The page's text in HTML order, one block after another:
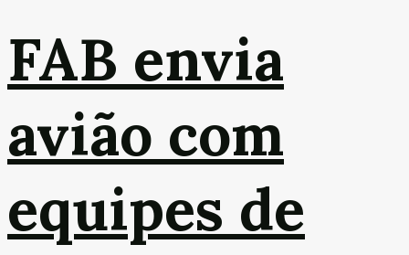
FAB envia
avião com
equipes de